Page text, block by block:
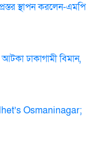
স্থাপন করলেন-এমপি
ঢাকাগামী বিমান,
Osmaninagar;